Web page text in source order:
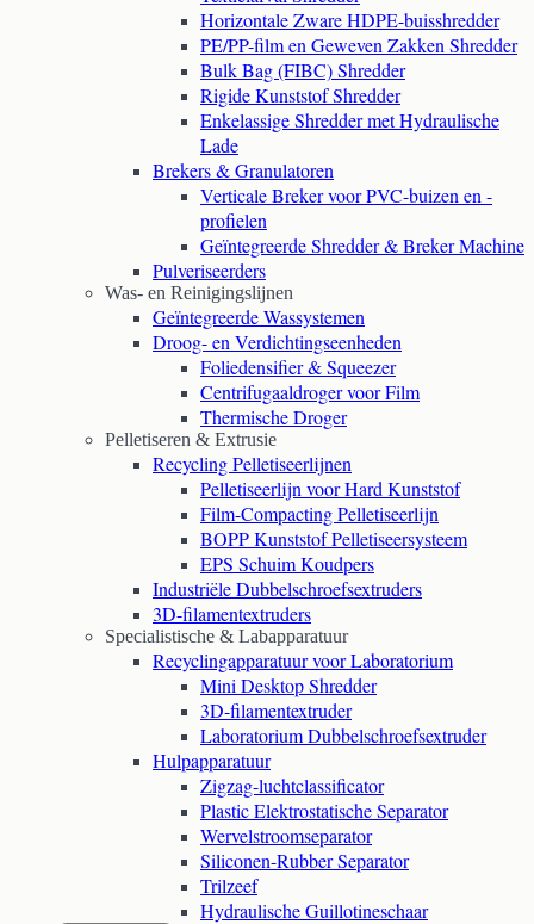
Horizontale Zware HDPE-buisshredder
PE/PP-film en Geweven Zakken Shredder
Bulk Bag (FIBC) Shredder
Rigide Kunststof Shredder
Enkelassige Shredder met Hydraulische
Lade
Brekers & Granulatoren
Verticale Breker voor PVC-buizen en -
profielen
Geïntegreerde Shredder & Breker Machine
Pulveriseerders
Was- en Reinigingslijnen
Geïntegreerde Wassystemen
Droog- en Verdichtingseenheden
Foliedensifier & Squeezer
Centrifugaaldroger voor Film
Thermische Droger
Pelletiseren & Extrusie
Recycling Pelletiseerlijnen
Pelletiseerlijn voor Hard Kunststof
Film-Compacting Pelletiseerlijn
BOPP Kunststof Pelletiseersysteem
EPS Schuim Koudpers
Industriële Dubbelschroefsextruders
3D-filamentextruders
Specialistische & Labapparatuur
Recyclingapparatuur voor Laboratorium
Mini Desktop Shredder
3D-filamentextruder
Laboratorium Dubbelschroefsextruder
Hulpapparatuur
Zigzag-luchtclassificator
Plastic Elektrostatische Separator
Wervelstroomseparator
Siliconen-Rubber Separator
Trilzeef
Hydraulische Guillotineschaar